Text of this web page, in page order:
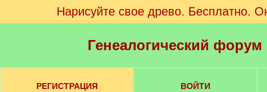
Нарисуйте свое древо. Бесплатно.
Генеалогический
РЕГИСТРАЦИЯ ВОЙТИ